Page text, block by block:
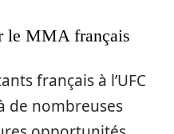
le MMA français
français à l’UFC
de nombreuses